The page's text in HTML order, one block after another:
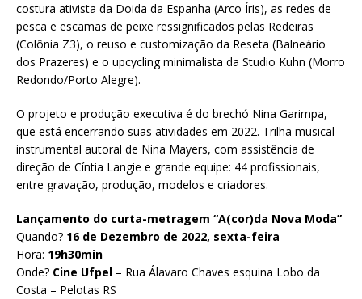
costura ativista da Doida da Espanha (Arco Íris), as redes de
pesca e escamas de peixe ressignificados pelas Redeiras
(Colônia Z3), o reuso e customização da Reseta (Balneário
dos Prazeres) e o upcycling minimalista da Studio Kuhn (Morro
Redondo/Porto Alegre).
O projeto e produção executiva é do brechó Nina Garimpa,
que está encerrando suas atividades em 2022. Trilha musical
instrumental autoral de Nina Mayers, com assistência de
direção de Cíntia Langie e grande equipe: 44 profissionais,
entre gravação, produção, modelos e criadores.
Lançamento do curta-metragem “A(cor)da Nova Moda”
Quando? 16 de Dezembro de 2022, sexta-feira
Hora: 19h30min
Onde? Cine Ufpel – Rua Álavaro Chaves esquina Lobo da
Costa – Pelotas RS